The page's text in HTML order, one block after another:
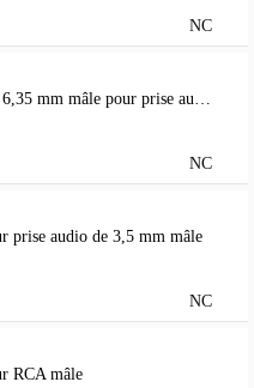
NC
Câble audio - prise audio de 6,35 mm mâle pour prise audio de 6,35 mm mâle
NC
prise audio de 3,5 mm mâle
NC
RCA mâle